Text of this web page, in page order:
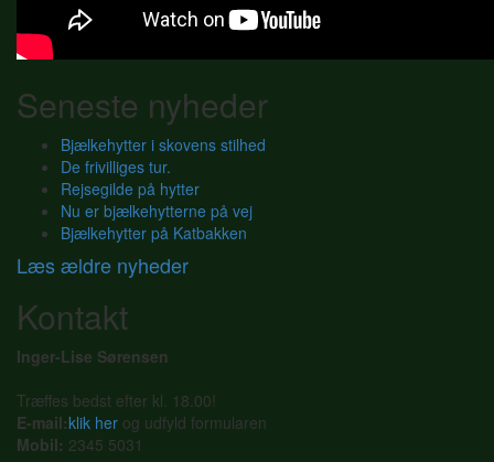
Seneste nyheder
Bjælkehytter i skovens stilhed
De frivilliges tur.
Rejsegilde på hytter
Nu er bjælkehytterne på vej
Bjælkehytter på Katbakken
Læs ældre nyheder
Kontakt
Inger-Lise Sørensen
Træffes bedst efter kl. 18.00!
E-mail:klik her og udfyld formularen
Mobil: 2345 5031